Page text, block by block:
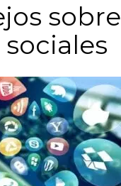
sobre
sociales